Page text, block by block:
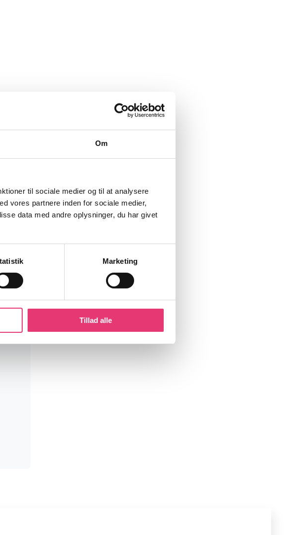
Om
til sociale medier og til at analysere
vores partnere inden for sociale medier,
data med andre oplysninger, du har givet
Marketing
Tillad alle